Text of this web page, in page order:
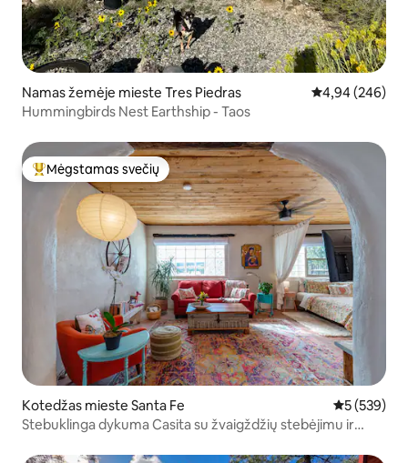
Namas žemėje mieste Tres Piedras Vidutinis
4,94 (246)
Hummingbirds Nest Earthship - Taos
Svečių mėgstamiausias
Mėgstamas svečių
Kotedžas mieste Santa Fe Vidutinis
5 (539)
Stebuklinga dykuma Casita su žvaigždžių stebėjimu ir